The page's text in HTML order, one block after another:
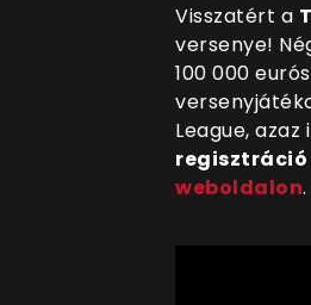
Visszatért a
versenye!
100 000
League,
regisztráció
weboldalon.